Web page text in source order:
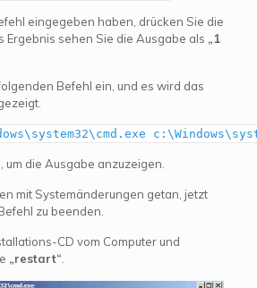
eingegeben haben, drücken Sie die
Ergebnis sehen Sie die Ausgabe als „1
Befehl ein, und es wird das
, um die Ausgabe anzuzeigen.
mit Systemänderungen getan, jetzt
zu beenden.
CD vom Computer und
„restart“.